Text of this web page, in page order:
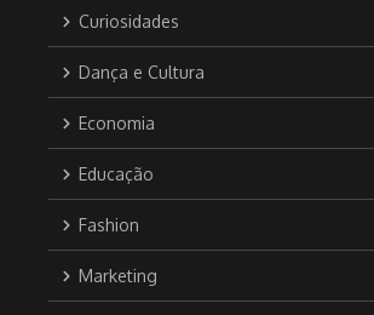
Curiosidades
Dança e Cultura
Economia
Educação
Fashion
Marketing